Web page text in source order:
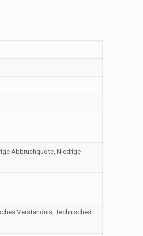
Abbruchquote, Niedrige
Verständnis, Technisches